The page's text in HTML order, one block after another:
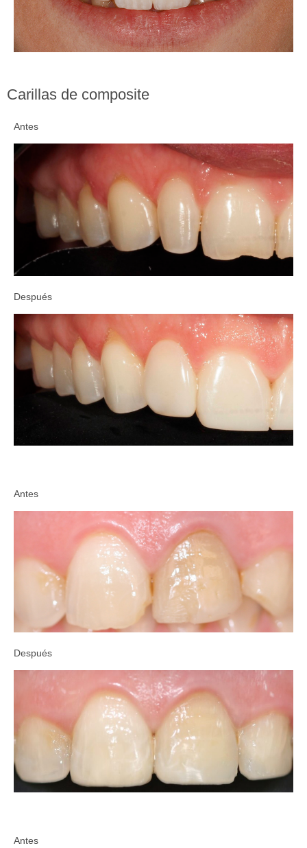
Carillas de composite
Antes
Después
Antes
Después
Antes